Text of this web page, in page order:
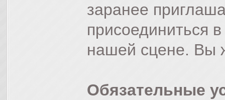
заранее
присоединиться
нашей сцене. Вы
Обязательные